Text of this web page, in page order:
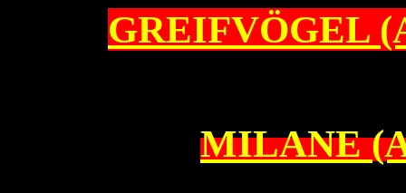
GREIFVÖGEL
MILANE